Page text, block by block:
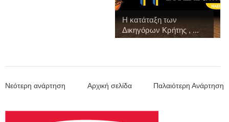
Η κατάταξη των
Δικηγόρων Κρήτης , ...
Νεότερη ανάρτηση Παλαιότερη Ανάρτηση
Αρχική σελίδα